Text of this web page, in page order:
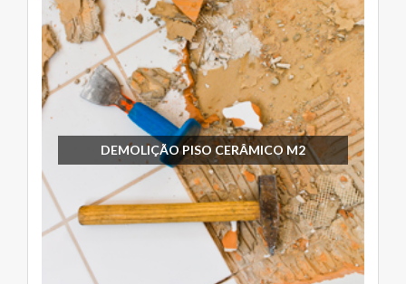
DEMOLIÇÃO PISO CERÂMICO M2